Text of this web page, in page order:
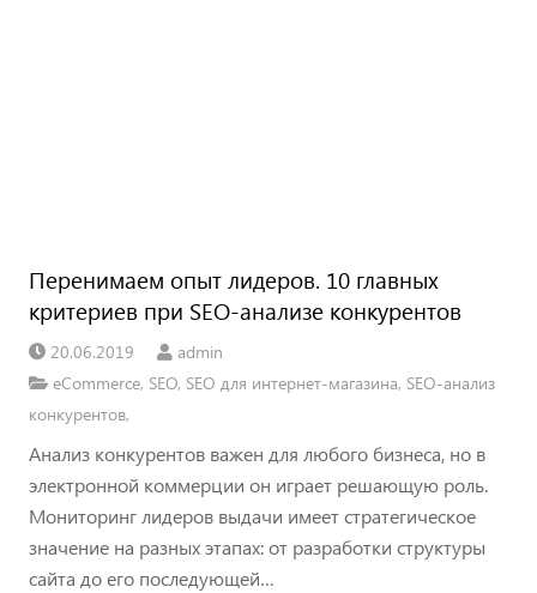
Перенимаем опыт лидеров. 10 главных
критериев при SEO-анализе конкурентов
20.06.2019
admin
eCommerce, SEO, SEO для интернет-магазина, SEO-анализ
конкурентов,
Анализ конкурентов важен для любого бизнеса, но в
электронной коммерции он играет решающую роль.
Мониторинг лидеров выдачи имеет стратегическое
значение на разных этапах: от разработки структуры
сайта до его последующей…